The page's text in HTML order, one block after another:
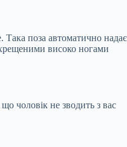
Така поза автоматично надає
високо ногами
чоловік не зводить з вас